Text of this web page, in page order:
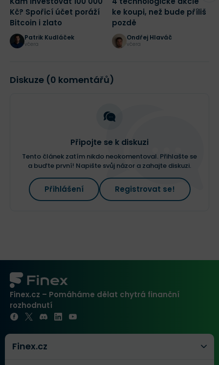
Kč? Spořicí účet poráží
Bitcoin i zlato
Patrik Kudláček
včera
ke koupi, než bude příliš
pozdě
Ondřej Hlaváč
včera
Diskuze (0 komentářů)
Připojte se k diskuzi
Tento článek zatím nikdo neokomentoval. Přihlašte se
a buďte první! Napište svůj názor a zahajte diskuzi.
Přihlášení Registrovat se!
Finex.cz – Pomáháme dělat chytrá finanční
rozhodnutí
Finex.cz